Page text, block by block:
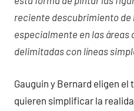
reciente descubrimiento de
especialmente en las áreas
delimitadas con líneas
Gauguin y Bernard eligen el
quieren simplificar la